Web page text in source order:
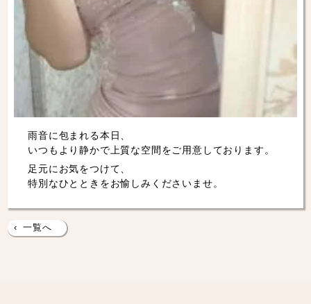
雨音に包まれる本日、
いつもより静かで上質な空間をご用意しております。
足元にお気をつけて、
特別なひとときをお愉しみくださいませ。
‹ 一覧へ